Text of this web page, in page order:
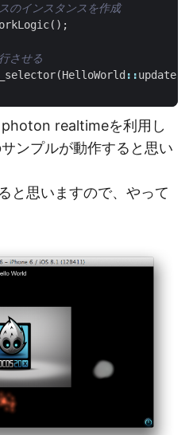
();
(HelloWorld ::update
realtimeを利用し
ンプルが動作すると思い
と思いますので、やって